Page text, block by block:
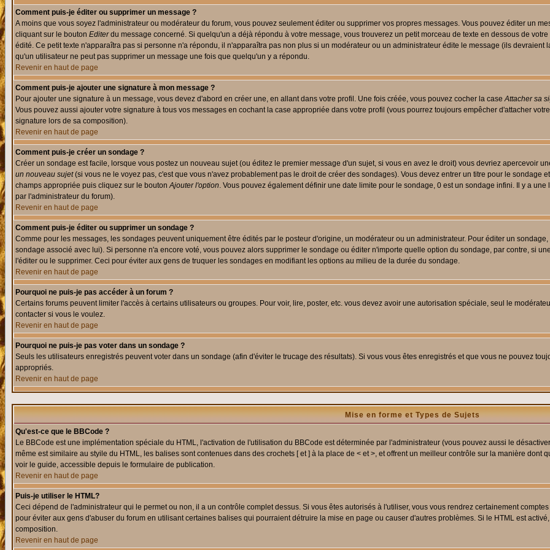
Comment puis-je éditer ou supprimer un message ?
A moins que vous soyez l'administrateur ou modérateur du forum, vous pouvez seulement éditer ou supprimer vos propres messages. Vous pouvez éditer un
cliquant sur le bouton Editerdu message concerné. Si quelqu'un a déjà répondu à votre message, vous trouverez un petit morceau de texte en dessous de
édité. Ce petit texte n'apparaîtra pas si personne n'a répondu, il n'apparaîtra pas non plus si un modérateur ou un administrateur édite le message (ils
qu'un utilisateur ne peut pas supprimer un message une fois que quelqu'un y a répondu.
Revenir en haut de page
Comment puis-je ajouter une signature à mon message ?
Pour ajouter une signature à un message, vous devez d'abord en créer une, en allant dans votre profil. Une fois créée, vous pouvez cocher la caseAttacher sa
Vous pouvez aussi ajouter votre signature à tous vos messages en cochant la case appropriée dans votre profil (vous pourrez toujours empêcher d'attacher
signature lors de sa composition).
Revenir en haut de page
Comment puis-je créer un sondage ?
Créer un sondage est facile, lorsque vous postez un nouveau sujet (ou éditez le premier message d'un sujet, si vous en avez le droit) vous devriez apercevoir
un nouveau sujet(si vous ne le voyez pas, c'est que vous n'avez probablement pas le droit de créer des sondages). Vous devez entrer un titre pour le sondage
champs appropriée puis cliquez sur le boutonAjouter l'option. Vous pouvez également définir une date limite pour le sondage, 0 est un sondage infini. Il y a
par l'administrateur du forum).
Revenir en haut de page
Comment puis-je éditer ou supprimer un sondage ?
Comme pour les messages, les sondages peuvent uniquement être édités par le posteur d'origine, un modérateur ou un administrateur. Pour éditer un
sondage associé avec lui). Si personne n'a encore voté, vous pouvez alors supprimer le sondage ou éditer n'importe quelle option du sondage, par contre, si
l'éditer ou le supprimer. Ceci pour éviter aux gens de truquer les sondages en modifiant les options au milieu de la durée du sondage.
Revenir en haut de page
Pourquoi ne puis-je pas accéder à un forum ?
Certains forums peuvent limiter l'accès à certains utilisateurs ou groupes. Pour voir, lire, poster, etc. vous devez avoir une autorisation spéciale, seul le
contacter si vous le voulez.
Revenir en haut de page
Pourquoi ne puis-je pas voter dans un sondage ?
Seuls les utilisateurs enregistrés peuvent voter dans un sondage (afin d'éviter le trucage des résultats). Si vous vous êtes enregistrés et que vous ne pouvez
appropriés.
Revenir en haut de page
Mise en forme et Types de Sujets
Qu'est-ce que le BBCode ?
Le BBCode est une implémentation spéciale du HTML, l'activation de l'utilisation du BBCode est déterminée par l'administrateur (vous pouvez aussi le
même est similaire au styile du HTML, les balises sont contenues dans des crochets [ et ] à la place de < et >, et offrent un meilleur contrôle sur la manière
voir le guide, accessible depuis le formulaire de publication.
Revenir en haut de page
Puis-je utiliser le HTML?
Ceci dépend de l'administrateur qui le permet ou non, il a un contrôle complet dessus. Si vous êtes autorisés à l'utiliser, vous vous rendrez certainement
pour éviter aux gens d'abuser du forum en utilisant certaines balises qui pourraient détruire la mise en page ou causer d'autres problèmes. Si le HTML est
composition.
Revenir en haut de page